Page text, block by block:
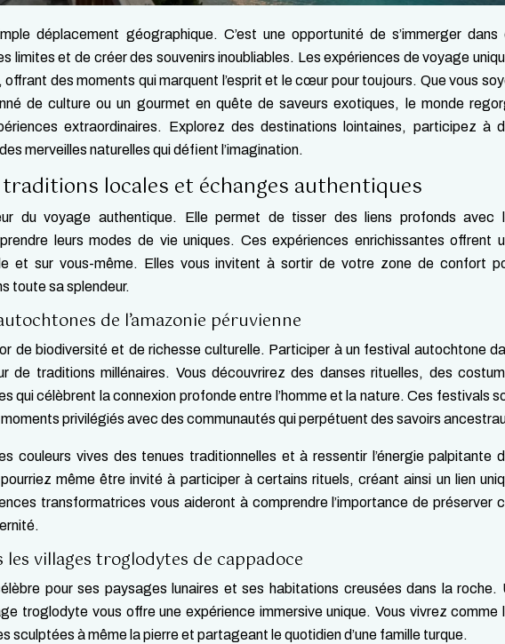
déplacement géographique. C’est une opportunité de s’immerger dans
limites et de créer des souvenirs inoubliables. Les expériences de voyage
des moments qui marquent l’esprit et le cœur pour toujours. Que vous
de culture ou un gourmet en quête de saveurs exotiques, le monde
extraordinaires. Explorez des destinations lointaines, participez à
merveilles naturelles qui défient l’imagination.
locales et échanges authentiques
du voyage authentique. Elle permet de tisser des liens profonds avec
leurs modes de vie uniques. Ces expériences enrichissantes offrent
et sur vous-même. Elles vous invitent à sortir de votre zone de confort
toute sa splendeur.
de l’amazonie péruvienne
de biodiversité et de richesse culturelle. Participer à un festival autochtone
traditions millénaires. Vous découvrirez des danses rituelles, des
qui célèbrent la connexion profonde entre l’homme et la nature. Ces festivals
privilégiés avec des communautés qui perpétuent des savoirs
couleurs vives des tenues traditionnelles et à ressentir l’énergie palpitante
même être invité à participer à certains rituels, créant ainsi un lien
transformatrices vous aideront à comprendre l’importance de préserver
villages troglodytes de cappadoce
pour ses paysages lunaires et ses habitations creusées dans la roche.
troglodyte vous offre une expérience immersive unique. Vous vivrez comme
sculptées à même la pierre et partageant le quotidien d’une famille turque.